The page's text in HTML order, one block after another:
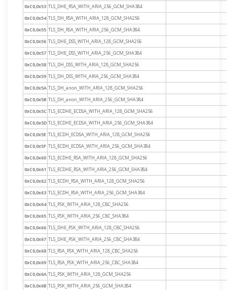
0xC0,0x53 TLS_DHE_RSA_WITH_ARIA_256_GCM_SHA384
0xC0,0x54 TLS_DH_RSA_WITH_ARIA_128_GCM_SHA256
0xC0,0x55 TLS_DH_RSA_WITH_ARIA_256_GCM_SHA384
0xC0,0x56 TLS_DHE_DSS_WITH_ARIA_128_GCM_SHA256
0xC0,0x57 TLS_DHE_DSS_WITH_ARIA_256_GCM_SHA384
0xC0,0x58 TLS_DH_DSS_WITH_ARIA_128_GCM_SHA256
0xC0,0x59 TLS_DH_DSS_WITH_ARIA_256_GCM_SHA384
0xC0,0x5A TLS_DH_anon_WITH_ARIA_128_GCM_SHA256
0xC0,0x5B TLS_DH_anon_WITH_ARIA_256_GCM_SHA384
0xC0,0x5C TLS_ECDHE_ECDSA_WITH_ARIA_128_GCM_SHA256
0xC0,0x5D TLS_ECDHE_ECDSA_WITH_ARIA_256_GCM_SHA384
0xC0,0x5E TLS_ECDH_ECDSA_WITH_ARIA_128_GCM_SHA256
0xC0,0x5F TLS_ECDH_ECDSA_WITH_ARIA_256_GCM_SHA384
0xC0,0x60 TLS_ECDHE_RSA_WITH_ARIA_128_GCM_SHA256
0xC0,0x61 TLS_ECDHE_RSA_WITH_ARIA_256_GCM_SHA384
0xC0,0x62 TLS_ECDH_RSA_WITH_ARIA_128_GCM_SHA256
0xC0,0x63 TLS_ECDH_RSA_WITH_ARIA_256_GCM_SHA384
0xC0,0x64 TLS_PSK_WITH_ARIA_128_CBC_SHA256
0xC0,0x65 TLS_PSK_WITH_ARIA_256_CBC_SHA384
0xC0,0x66 TLS_DHE_PSK_WITH_ARIA_128_CBC_SHA256
0xC0,0x67 TLS_DHE_PSK_WITH_ARIA_256_CBC_SHA384
0xC0,0x68 TLS_RSA_PSK_WITH_ARIA_128_CBC_SHA256
0xC0,0x69 TLS_RSA_PSK_WITH_ARIA_256_CBC_SHA384
0xC0,0x6A TLS_PSK_WITH_ARIA_128_GCM_SHA256
0xC0,0x6B TLS_PSK_WITH_ARIA_256_GCM_SHA384